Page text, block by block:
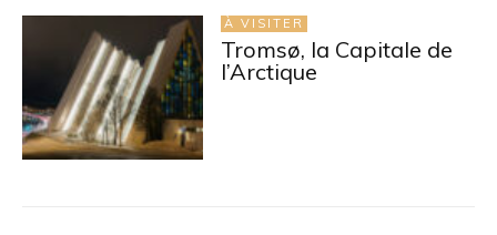
À VISITER
Tromsø, la Capitale de
l’Arctique